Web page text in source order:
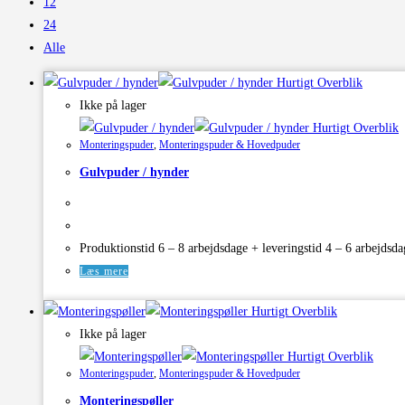
24
Alle
Hurtigt Overblik
Ikke på lager
Hurtigt Overblik
Monteringspuder, Monteringspuder & Hovedpuder
Gulvpuder / hynder
Produktionstid 6 – 8 arbejdsdage + leveringstid 4 – 6
Læs mere
Hurtigt Overblik
Ikke på lager
Hurtigt Overblik
Monteringspuder, Monteringspuder & Hovedpuder
Monteringspøller